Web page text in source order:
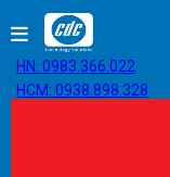
HN: 0983.366.022
HCM: 0938.898.328